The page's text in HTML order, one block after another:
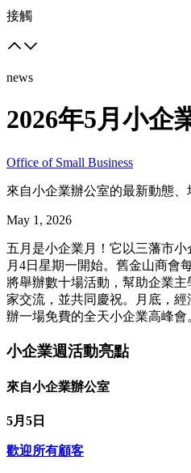
接觸
news
2026年5月小企
Office of Small Business
來自小企業辦公室的最新動態、
May 1, 2026
五月是小企業月！它以三藩市
月4日星期一開始。舊金山商會
將舉辦數十場活動，幫助企業
家交流，並共同慶祝。月底，
辦一場免費的全天小企業高峰會
小企業週活動亮點
來自小企業辦公室
5月5日
歡迎所有顧客